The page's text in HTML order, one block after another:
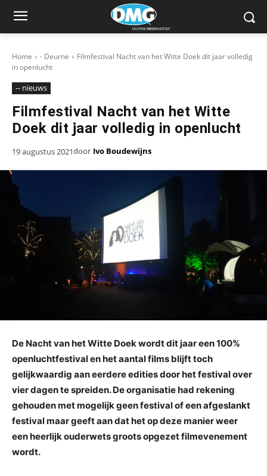
Home - Deurne
Filmfestival Nacht van het Witte Doek dit jaar volledig
in openlucht
-- nieuws
Filmfestival Nacht van het Witte
Doek dit jaar volledig in openlucht
19 augustus 2021door Ivo Boudewijns
De Nacht van het Witte Doek wordt dit jaar een 100%
openluchtfestival en het aantal films blijft toch
gelijkwaardig aan eerdere edities door het festival over
vier dagen te spreiden. De organisatie had rekening
gehouden met mogelijk geen festival of een afgeslankt
festival maar geeft aan dat het op deze manier weer
een heerlijk ouderwets groots opgezet filmevenement
wordt.